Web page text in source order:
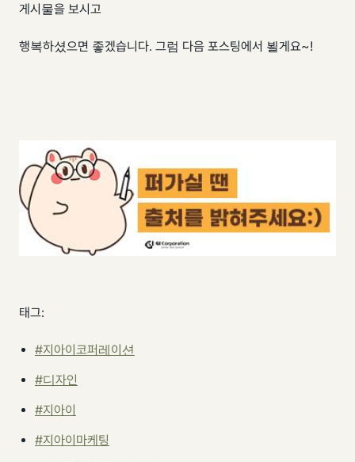
게시물을 보시고
행복하셨으면 좋겠습니다. ​ 그럼 다음 포스팅에서 뵐게요~!
태그:
#지아이코퍼레이션
#디자인
#지아이
#지아이마케팅